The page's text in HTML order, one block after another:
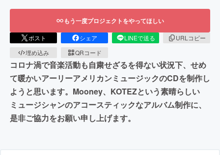
もう一度プロジェクトをやってほしい
ポスト シェア LINEで送る
URLコピー
埋め込み
QRコード
コロナ渦で音楽活動も自粛せざるを得ない状況下、せめ
て暖かいアーリーアメリカンミュージックのCDを制作し
ようと思います。Mooney、KOTEZという素晴らしい
ミュージシャンのアコースティックなアルバム制作に、
是非ご協力をお願い申し上げます。